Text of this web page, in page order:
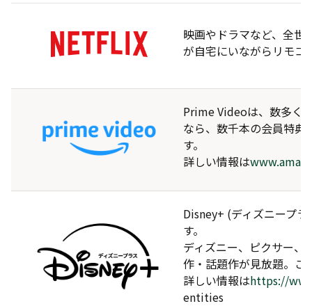
映画やドラマなど、全世
が自宅にいながらリモコ
Prime Videoは、数多く
なら、数千本の会員特典
す。
詳しい情報は
Disney+ (ディズニープ
す。
ディズニー、ピクサー、
作・話題作が見放題。こ
詳しい情報はhttps://
entities